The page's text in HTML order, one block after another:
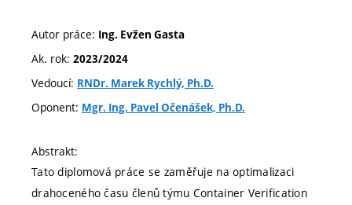
Autor práce: Ing. Evžen Gasta
Ak. rok: 2023/2024
Vedoucí: RNDr. Marek Rychlý, Ph.D.
Oponent: Mgr. Ing. Pavel Očenášek, Ph.D.
Abstrakt:
Tato diplomová práce se zaměřuje na optimalizaci
drahoceného času členů týmu Container Verification